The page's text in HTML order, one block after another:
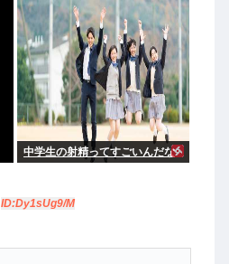
中学生の射精ってすごいんだな
ID:Dy1sUg9/M